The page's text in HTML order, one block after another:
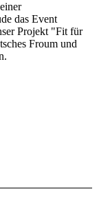
das Event
Projekt "Fit für
Froum und